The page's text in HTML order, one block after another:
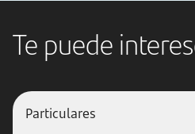
Te puede
Particulares